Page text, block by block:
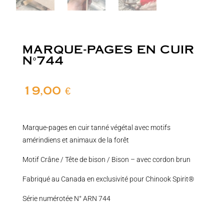
MARQUE-PAGES EN CUIR
N°744
19,00 €
Marque-pages en cuir tanné végétal avec motifs
amérindiens et animaux de la forêt
Motif Crâne / Tête de bison / Bison – avec cordon brun
Fabriqué au Canada en exclusivité pour Chinook Spirit®
Série numérotée N° ARN 744